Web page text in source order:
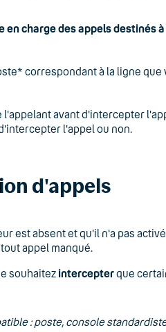
en charge des appels destinés
correspondant à la ligne
avant d'intercepter
l'appel ou non.
d'appels
est absent et qu'il n'a pas
appel manqué.
souhaitezintercepterque
: poste, console